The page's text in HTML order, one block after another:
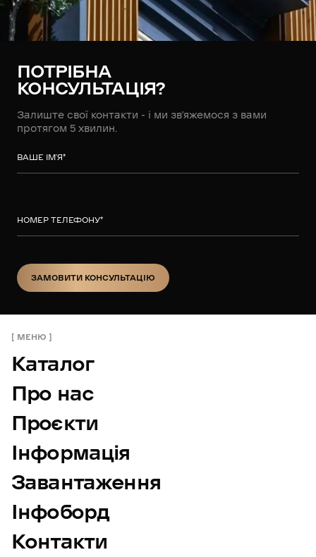
ПОТРІБНА
КОНСУЛЬТАЦІЯ?
Залиште свої контакти - і ми зв’яжемося з вами
протягом 5 хвилин.
ВАШЕ ІМ’Я*
НОМЕР ТЕЛЕФОНУ*
ЗАМОВИТИ КОНСУЛЬТАЦІЮ
МЕНЮ
Каталог
Про нас
Проєкти
Інформація
Завантаження
Інфоборд
Контакти